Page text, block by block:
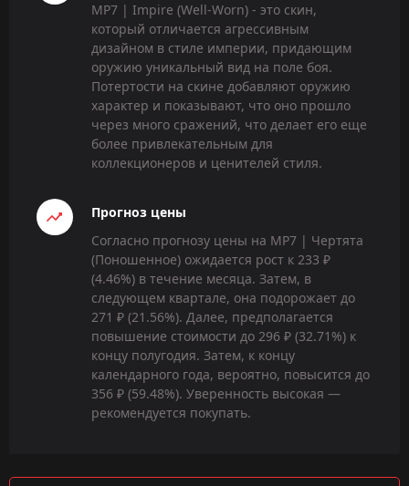
MP7 | Impire (Well-Worn) - это скин,
который отличается агрессивным
дизайном в стиле империи, придающим
оружию уникальный вид на поле боя.
Потертости на скине добавляют оружию
характер и показывают, что оно прошло
через много сражений, что делает его еще
более привлекательным для
коллекционеров и ценителей стиля.
Прогноз цены
Согласно прогнозу цены на MP7 | Чертята
(Поношенное) ожидается рост к 233 ₽
(4.46%) в течение месяца. Затем, в
следующем квартале, она подорожает до
271 ₽ (21.56%). Далее, предполагается
повышение стоимости до 296 ₽ (32.71%) к
концу полугодия. Затем, к концу
календарного года, вероятно, повысится до
356 ₽ (59.48%). Уверенность высокая —
рекомендуется покупать.